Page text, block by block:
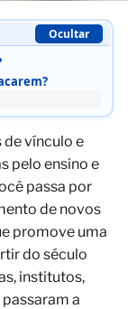
Ocultar
vínculo e
pelo ensino e
passa por
de novos
promove uma
do século
institutos,
a